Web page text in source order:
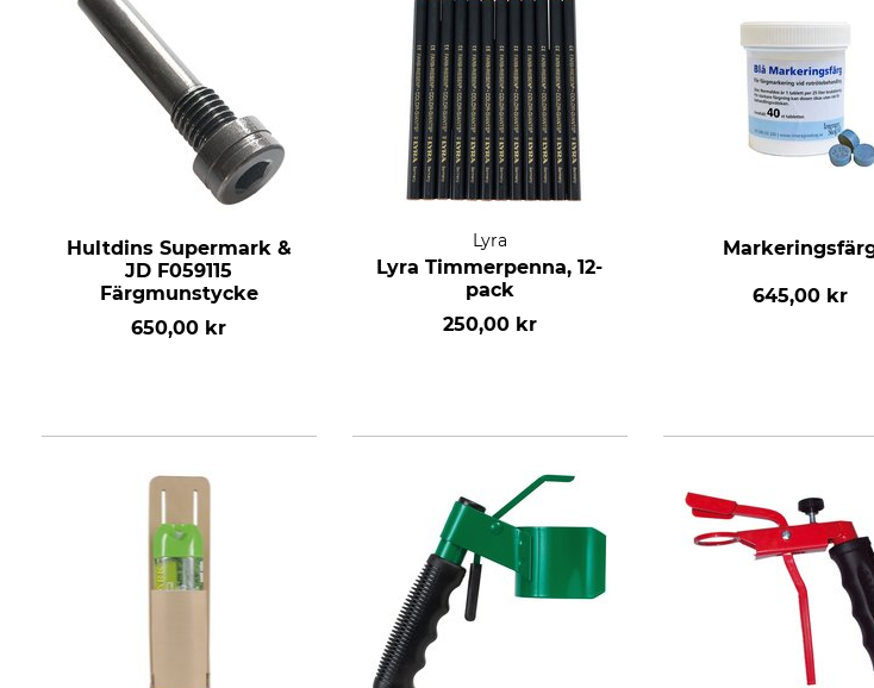
Hultdins Supermark &
JD F059115
Färgmunstycke
650,00 kr
Lyra
Lyra Timmerpenna, 12-
pack
250,00 kr
645,00 kr